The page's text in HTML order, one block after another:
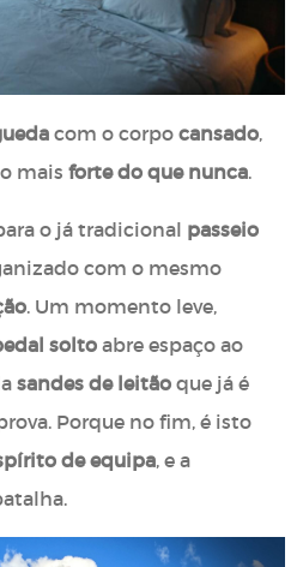
com o corpo cansado,
mais forte do que nunca.
o já tradicional passeio
com o mesmo
. Um momento leve,
soltoabre espaço ao
sandes de leitão que já é
Porque no fim, é isto
de equipa, e a